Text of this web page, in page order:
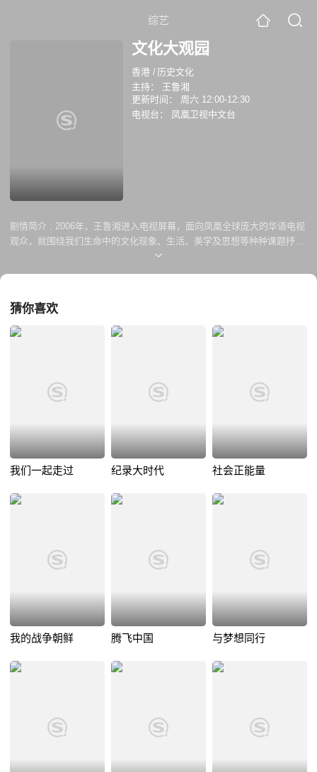
综艺
文化大观园
香港 / 历史文化
主持：
王鲁湘
更新时间：
周六 12:00-12:30
电视台：
凤凰卫视中文台
剧情简介 : 2006年，王鲁湘进入电视屏幕，面向凤凰全球庞大的华语电视
观众，就围绕我们生命中的文化现象、生活、美学及思想等种种课题抒发
情怀。文化底蕴深厚的他，热衷与每一位志同道合的朋友，分享对生命和
猜你喜欢
我们一起走过 纪录大时代 社会正能量
我的战争朝鲜 腾飞中国 与梦想同行